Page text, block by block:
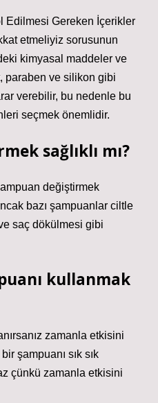
Edilmesi Gereken İçerikler
etmeliyiz sorusunun
kimyasal maddeler ve
paraben ve silikon gibi
verebilir, bu nedenle bu
seçmek önemlidir.
sağlıklı mı?
değiştirmek
bazı şampuanlar ciltle
saç dökülmesi gibi
kullanmak
zamanla etkisini
şampuanı sık sık
çünkü zamanla etkisini